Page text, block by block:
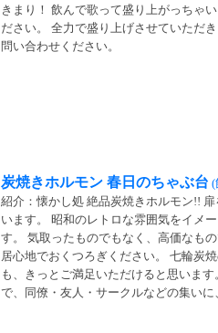
きまり！ 飲んで歌って盛り上がっちゃ
ださい。 全力で盛り上げさせていただ
問い合わせください。
炭焼きホルモン 春日のちゃぶ台 (
紹介：懐かし処 絶品炭焼きホルモン!!
います。 昭和のレトロな雰囲気をイメ
す。 気取ったものでもなく、高価なも
居心地でおくつろぎください。 七輪炭
も、きっとご満足いただけると思いま
で、同僚・友人・サークルなどの集い